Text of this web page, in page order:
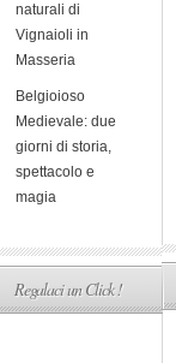
naturali di
Vignaioli in
Masseria
Belgioioso
Medievale: due
giorni di storia,
spettacolo e
magia
Regalaci un Click !